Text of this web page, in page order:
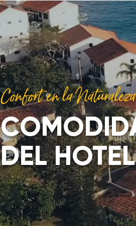
Confort en la Naturaleza
DEL HOTEL